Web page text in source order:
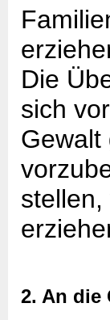
Die
sich
Gewalt
2. An die